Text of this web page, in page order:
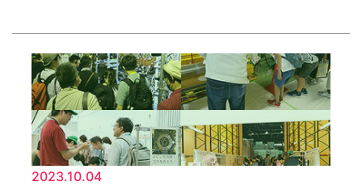
2023.10.04